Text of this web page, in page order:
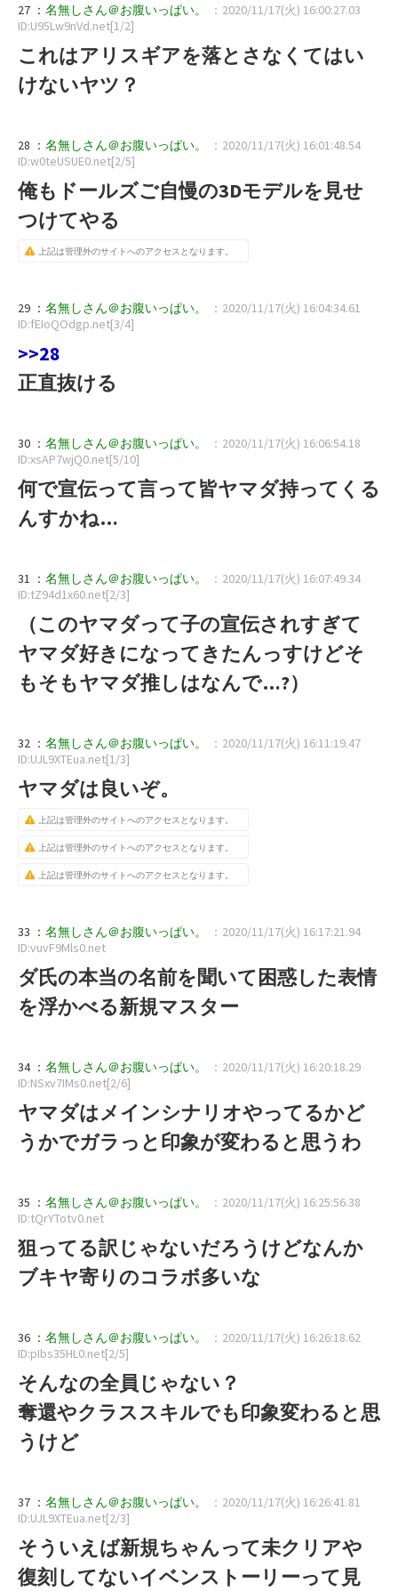
27 ： 名無しさん＠お腹いっぱい。
：2020/11/17(火) 16:00:27.03
ID:U95Lw9nVd.net[1/2]
これはアリスギアを落とさなくてはい
けないヤツ？
28 ： 名無しさん＠お腹いっぱい。
：2020/11/17(火) 16:01:48.54
ID:w0teUSUE0.net[2/5]
俺もドールズご自慢の3Dモデルを見せ
つけてやる
上記は管理外のサイトへのアクセスとなります。
29 ： 名無しさん＠お腹いっぱい。
：2020/11/17(火) 16:04:34.61
ID:fEIoQOdgp.net[3/4]
>>28
正直抜ける
30 ： 名無しさん＠お腹いっぱい。
：2020/11/17(火) 16:06:54.18
ID:xsAP7wjQ0.net[5/10]
何で宣伝って言って皆ヤマダ持ってくる
んすかね…
31 ： 名無しさん＠お腹いっぱい。
：2020/11/17(火) 16:07:49.34
ID:tZ94d1x60.net[2/3]
（このヤマダって子の宣伝されすぎて
ヤマダ好きになってきたんっすけどそ
もそもヤマダ推しはなんで…?）
32 ： 名無しさん＠お腹いっぱい。
：2020/11/17(火) 16:11:19.47
ID:UJL9XTEua.net[1/3]
ヤマダは良いぞ。
上記は管理外のサイトへのアクセスとなります。
上記は管理外のサイトへのアクセスとなります。
上記は管理外のサイトへのアクセスとなります。
33 ： 名無しさん＠お腹いっぱい。
：2020/11/17(火) 16:17:21.94
ID:vuvF9Mls0.net
ダ氏の本当の名前を聞いて困惑した表情
を浮かべる新規マスター
34 ： 名無しさん＠お腹いっぱい。
：2020/11/17(火) 16:20:18.29
ID:NSxv7IMs0.net[2/6]
ヤマダはメインシナリオやってるかど
うかでガラっと印象が変わると思うわ
35 ： 名無しさん＠お腹いっぱい。
：2020/11/17(火) 16:25:56.38
ID:tQrYTotv0.net
狙ってる訳じゃないだろうけどなんか
ブキヤ寄りのコラボ多いな
36 ： 名無しさん＠お腹いっぱい。
：2020/11/17(火) 16:26:18.62
ID:pIbs35HL0.net[2/5]
そんなの全員じゃない？
奪還やクラススキルでも印象変わると思
うけど
37 ： 名無しさん＠お腹いっぱい。
：2020/11/17(火) 16:26:41.81
ID:UJL9XTEua.net[2/3]
そういえば新規ちゃんって未クリアや
復刻してないイベンストーリーって見